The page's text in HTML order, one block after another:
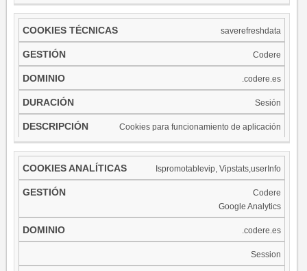
saverefreshdata
Codere
.codere.es
Sesión
Cookies para funcionamiento de aplicación​
Ispromotablevip, Vipstats,userInfo
Codere
Google Analytics
.codere.es
Session